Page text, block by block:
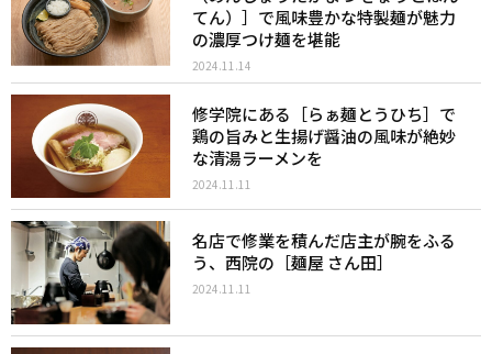
てん）］で風味豊かな特製麺が魅力
の濃厚つけ麺を堪能
2024.11.14
修学院にある［らぁ麺とうひち］で
鶏の旨みと生揚げ醤油の風味が絶妙
な清湯ラーメンを
2024.11.11
名店で修業を積んだ店主が腕をふる
う、西院の［麺屋 さん田］
2024.11.11